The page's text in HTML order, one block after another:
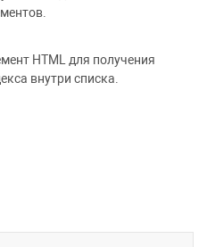
HTML для получения
внутри списка.